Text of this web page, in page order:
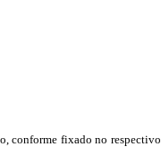
conforme fixado no